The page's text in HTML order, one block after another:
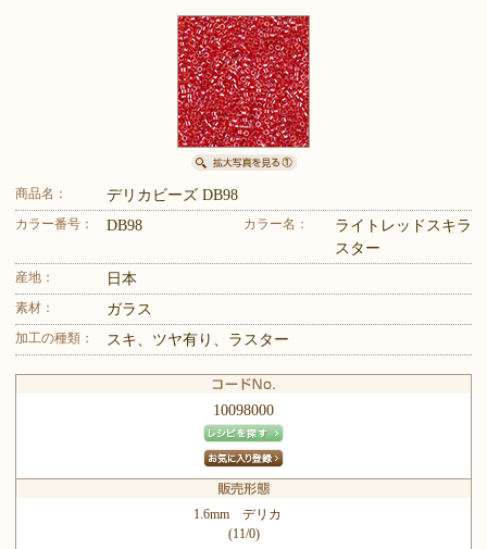
商品名： デリカビーズ DB98
カラー番号： DB98 カラー名：
ライトレッドスキラ
スター
産地： 日本
素材： ガラス
加工の種類： スキ、ツヤ有り、ラスター
10098000
1.6mm デリカ
(11/0)